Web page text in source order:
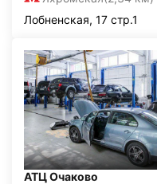
Лобненская, 17 стр.1
АТЦ Очаково